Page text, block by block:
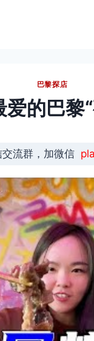
巴黎探店
的巴黎
流群，加微信